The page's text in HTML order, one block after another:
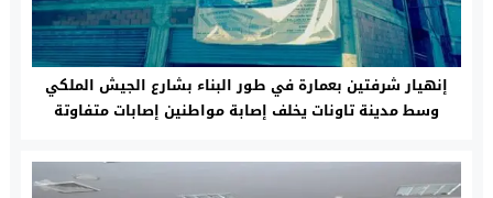
إنهيار شرفتين بعمارة في طور البناء بشارع الجيش الملكي
وسط مدينة تاونات يخلف إصابة مواطنين إصابات متفاوتة